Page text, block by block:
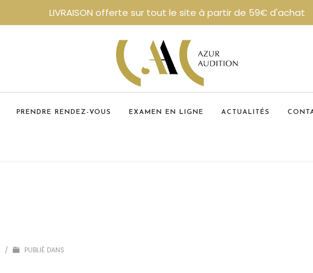
PRENDRE RENDEZ-VOUS EXAMEN EN LIGNE ACTUALITÉS
/ PUBLIÉ DANS
LIVRAISON offerte sur tout le site à partir de 59€ d'achat